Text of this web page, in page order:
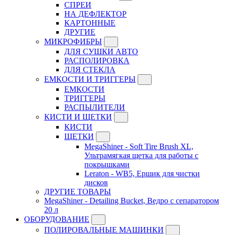
СПРЕИ
НА ДЕФЛЕКТОР
КАРТОННЫЕ
ДРУГИЕ
МИКРОФИБРЫ
ДЛЯ СУШКИ АВТО
РАСПОЛИРОВКА
ДЛЯ СТЕКЛА
ЕМКОСТИ И ТРИГГЕРЫ
ЕМКОСТИ
ТРИГГЕРЫ
РАСПЫЛИТЕЛИ
КИСТИ И ЩЕТКИ
КИСТИ
ЩЕТКИ
MegaShiner - Soft Tire Brush XL,
Ультрамягкая щетка для работы с
покрышками
Leraton - WB5, Ершик для чистки
дисков
ДРУГИЕ ТОВАРЫ
MegaShiner - Detailing Bucket, Ведро с сепаратором
20 л
ОБОРУДОВАНИЕ
ПОЛИРОВАЛЬНЫЕ МАШИНКИ